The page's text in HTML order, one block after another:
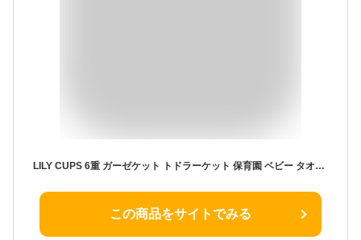
LILY CUPS 6重 ガーゼケット トドラーケット 保育園 ベビー タオルケットお昼寝 ベビー 赤ちゃん 出産祝い ((海と恐龍2枚組), L(トドラー約110×110cm))
この商品をサイトでみる